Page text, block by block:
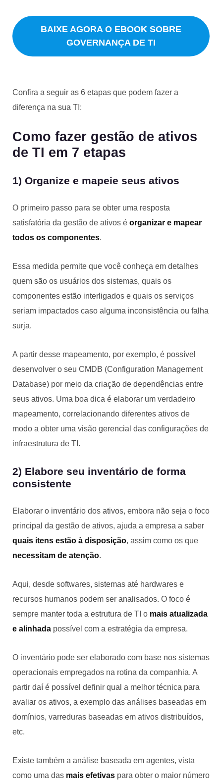
BAIXE AGORA O EBOOK SOBRE
GOVERNANÇA DE TI
Confira a seguir as 6 etapas que podem fazer a
diferença na sua TI:
Como fazer gestão de ativos
de TI em 7 etapas
1) Organize e mapeie seus ativos
O primeiro passo para se obter uma resposta
satisfatória da gestão de ativos é organizar e mapear
todos os componentes.
Essa medida permite que você conheça em detalhes
quem são os usuários dos sistemas, quais os
componentes estão interligados e quais os serviços
seriam impactados caso alguma inconsistência ou falha
surja.
A partir desse mapeamento, por exemplo, é possível
desenvolver o seu CMDB (Configuration Management
Database) por meio da criação de dependências entre
seus ativos. Uma boa dica é elaborar um verdadeiro
mapeamento, correlacionando diferentes ativos de
modo a obter uma visão gerencial das configurações de
infraestrutura de TI.
2) Elabore seu inventário de forma
consistente
Elaborar o inventário dos ativos, embora não seja o foco
principal da gestão de ativos, ajuda a empresa a saber
quais itens estão à disposição, assim como os que
necessitam de atenção.
Aqui, desde softwares, sistemas até hardwares e
recursos humanos podem ser analisados. O foco é
sempre manter toda a estrutura de TI o mais atualizada
e alinhada possível com a estratégia da empresa.
O inventário pode ser elaborado com base nos sistemas
operacionais empregados na rotina da companhia. A
partir daí é possível definir qual a melhor técnica para
avaliar os ativos, a exemplo das análises baseadas em
domínios, varreduras baseadas em ativos distribuídos,
etc.
Existe também a análise baseada em agentes, vista
como uma das mais efetivas para obter o maior número